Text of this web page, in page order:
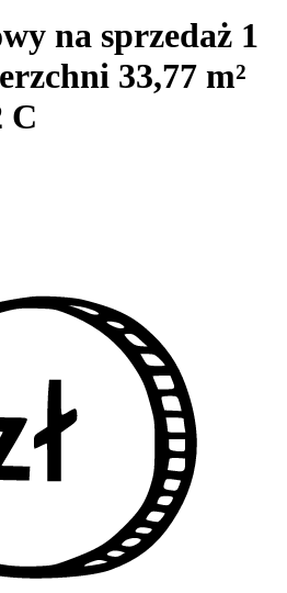
na sprzedaż 1
33,77 m²
C